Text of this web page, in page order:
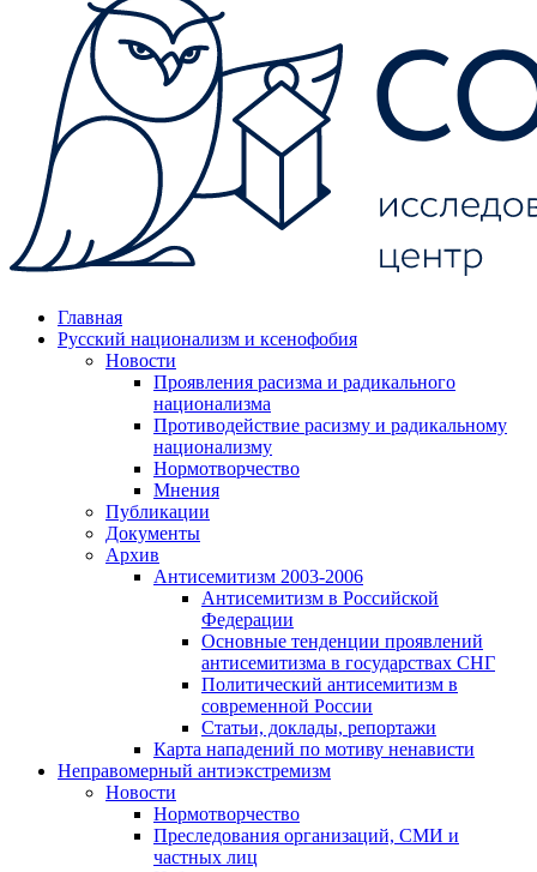
Главная
Русский национализм и ксенофобия
Новости
Проявления расизма и радикального
национализма
Противодействие расизму и радикальному
национализму
Нормотворчество
Мнения
Публикации
Документы
Архив
Антисемитизм 2003-2006
Антисемитизм в Российской
Федерации
Основные тенденции проявлений
антисемитизма в государствах СНГ
Политический антисемитизм в
современной России
Статьи, доклады, репортажи
Карта нападений по мотиву ненависти
Неправомерный антиэкстремизм
Новости
Нормотворчество
Преследования организаций, СМИ и
частных лиц